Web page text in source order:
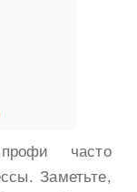
часто
Заметьте,